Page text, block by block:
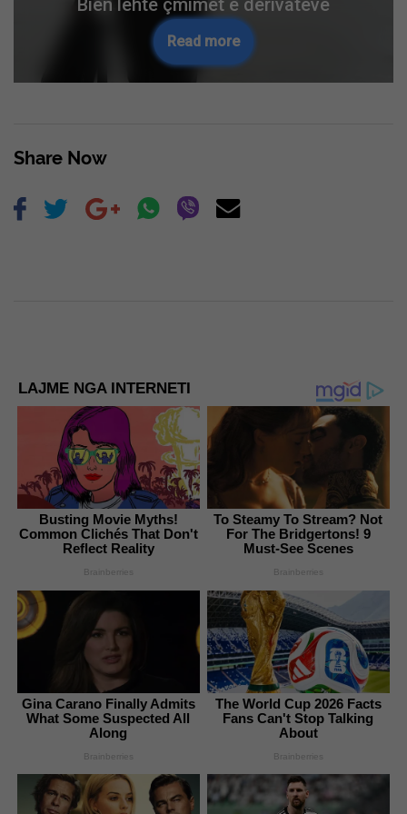
Bien lehtë çmimet e derivateve
Read more
Share Now
LAJME NGA INTERNETI
Busting Movie Myths!
Common Clichés That Don't
Reflect Reality
Brainberries
To Steamy To Stream? Not
For The Bridgertons! 9
Must-See Scenes
Brainberries
Gina Carano Finally Admits
What Some Suspected All
Along
Brainberries
The World Cup 2026 Facts
Fans Can't Stop Talking
About
Brainberries